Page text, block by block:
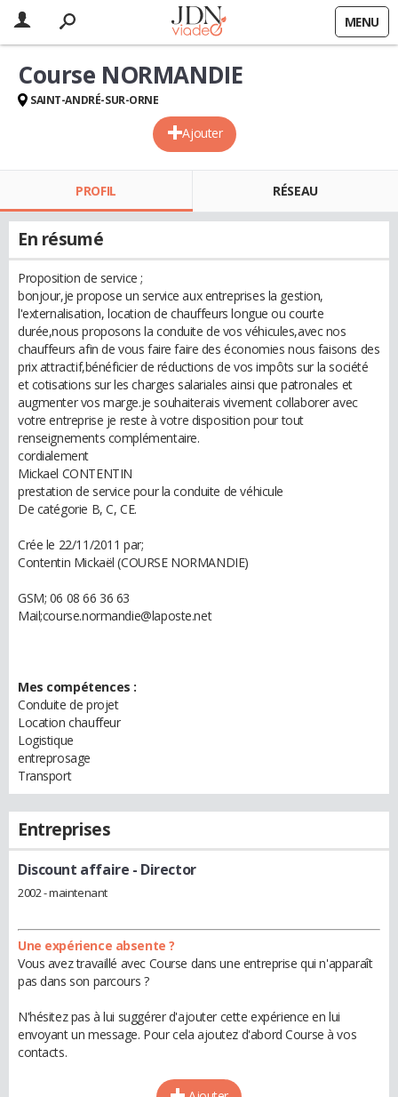
MENU
Ajouter
Course NORMANDIE
SAINT-ANDRÉ-SUR-ORNE
PROFIL RÉSEAU
En résumé
Proposition de service ;
bonjour,je propose un service aux entreprises la gestion,
l'externalisation, location de chauffeurs longue ou courte
durée,nous proposons la conduite de vos véhicules,avec nos
chauffeurs afin de vous faire faire des économies nous faisons des
prix attractif,bénéficier de réductions de vos impôts sur la société
et cotisations sur les charges salariales ainsi que patronales et
augmenter vos marge.je souhaiterais vivement collaborer avec
votre entreprise je reste à votre disposition pour tout
renseignements complémentaire.
cordialement
Mickael CONTENTIN
prestation de service pour la conduite de véhicule
De catégorie B, C, CE.
Crée le 22/11/2011 par;
Contentin Mickaël (COURSE NORMANDIE)
GSM; 06 08 66 36 63
Mail;course.normandie@laposte.net
Mes compétences :
Conduite de projet
Location chauffeur
Logistique
entreprosage
Transport
Entreprises
Discount affaire - Director
2002 - maintenant
Une expérience absente ?
Vous avez travaillé avec Course dans une entreprise qui n'apparaît
pas dans son parcours ?
N'hésitez pas à lui suggérer d'ajouter cette expérience en lui
envoyant un message. Pour cela ajoutez d'abord Course à vos
contacts.